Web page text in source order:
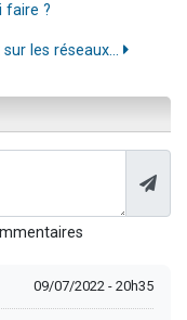
faire ?
les réseaux...
09/07/2022 - 20h35